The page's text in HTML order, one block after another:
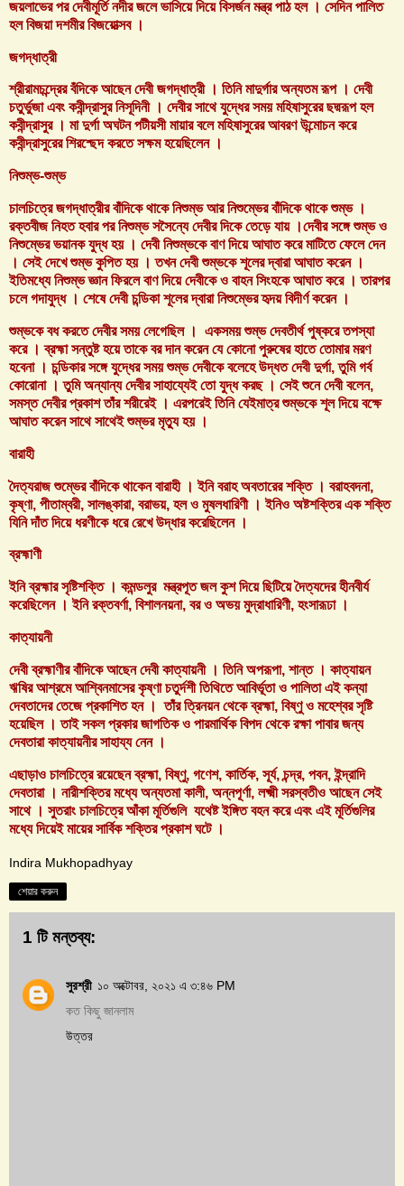
জয়লাভের পর দেবীমূর্তি নদীর জলে ভাসিয়ে দিয়ে বিসর্জন মন্ত্র পাঠ হল । সেদিন পালিত
হল বিজয়া দশমীর বিজয়োত্সব ।
জগদ্ধাত্রী
শ্রীরামচন্দ্রের বঁদিকে আছেন দেবী জগদ্ধাত্রী । তিনি মাদুর্গার অন্যতম রূপ । দেবী
চতুর্ভুজা এবং কবীন্দ্রাসুর নিসূদিনী । দেবীর সাথে যুদ্ধের সময় মহিষাসুরের ছদ্মরূপ হল
কবীন্দ্রাসুর । মা দুর্গা অঘটন পটীয়সী মায়ার বলে মহিষাসুরের আবরণ উন্মোচন করে
কবীন্দ্রাসুরের শিরশ্ছেদ করতে সক্ষম হয়েছিলেন ।
নিশুম্ভ-শুম্ভ
চালচিত্রে জগদ্ধাত্রীর বাঁদিকে থাকে নিশুম্ভ আর নিশুম্ভের বাঁদিকে থাকে শুম্ভ ।
রক্তবীজ নিহত হবার পর নিশুম্ভ সসৈন্যে দেবীর দিকে তেড়ে যায় ।দেবীর সঙ্গে শুম্ভ ও
নিশুম্ভের ভয়ানক যুদ্ধ হয় । দেবী নিশুম্ভকে বাণ দিয়ে আঘাত করে মাটিতে ফেলে দেন
। সেই দেখে শুম্ভ কুপিত হয় । তখন দেবী শুম্ভকে শূলের দ্বারা আঘাত করেন ।
ইতিমধ্যে নিশুম্ভ জ্ঞান ফিরলে বাণ দিয়ে দেবীকে ও বাহন সিংহকে আঘাত করে । তারপর
চলে গদাযুদ্ধ । শেষে দেবী চন্ডিকা শূলের দ্বারা নিশুম্ভের হৃদয় বিদীর্ণ করেন ।
শুম্ভকে বধ করতে দেবীর সময় লেগেছিল । একসময় শুম্ভ দেবতীর্থ পুষ্করে তপস্যা
করে । ব্রহ্মা সন্তুষ্ট হয়ে তাকে বর দান করেন যে কোনো পুরুষের হাতে তোমার মরণ
হবেনা । চন্ডিকার সঙ্গে যুদ্ধের সময় শুম্ভ দেবীকে বলেহে উদ্ধত দেবী দুর্গা, তুমি গর্ব
কোরোনা । তুমি অন্যান্য দেবীর সাহায্যেই তো যুদ্ধ করছ । সেই শুনে দেবী বলেন,
সমস্ত দেবীর প্রকাশ তাঁর শরীরেই । এরপরেই তিনি যেইমাত্র শুম্ভকে শূল দিয়ে বক্ষে
আঘাত করেন সাথে সাথেই শুম্ভর মৃত্যু হয় ।
বারাহী
দৈত্যরাজ শুম্ভের বাঁদিকে থাকেন বারাহী । ইনি বরাহ অবতারের শক্তি । বরাহবদনা,
কৃষ্ণা, পীতাম্বরী, সালঙ্কারা, বরাভয়, হল ও মুষলধারিণী । ইনিও অষ্টশক্তির এক শক্তি
যিনি দাঁত দিয়ে ধরণীকে ধরে রেখে উদ্ধার করেছিলেন ।
ব্রহ্মাণী
ইনি ব্রহ্মার সৃষ্টিশক্তি । কমন্ডলুর মন্ত্রপূত জল কুশ দিয়ে ছিটিয়ে দৈত্যদের হীনবীর্য
করেছিলেন । ইনি রক্তবর্ণা, বিশালনয়না, বর ও অভয় মুদ্রাধারিণী, হংসারূঢা ।
কাত্যায়নী
দেবী ব্রহ্মাণীর বাঁদিকে আছেন দেবী কাত্যায়নী । তিনি অপরূপা, শান্ত । কাত্যায়ন
ঋষির আশ্রমে আশ্বিনমাসের কৃষ্ণা চতুর্দশী তিথিতে আবির্ভূতা ও পালিতা এই কন্যা
দেবতাদের তেজে প্রকাশিত হন । তাঁর ত্রিনয়ন থেকে ব্রহ্মা, বিষ্ণু ও মহেশ্বর সৃষ্টি
হয়েছিল । তাই সকল প্রকার জাগতিক ও পারমার্থিক বিপদ থেকে রক্ষা পাবার জন্য
দেবতারা কাত্যায়নীর সাহায্য নেন ।
এছাড়াও চালচিত্রে রয়েছেন ব্রহ্মা, বিষ্ণু, গণেশ, কার্তিক, সূর্য, চন্দ্র, পবন, ইন্দ্রাদি
দেবতারা । নারীশক্তির মধ্যে অন্যতমা কালী, অন্নপূর্ণা, লক্ষ্মী সরস্বতীও আছেন সেই
সাথে । সুতরাং চালচিত্রে আঁকা মূর্তিগুলি যথেষ্ট ইঙ্গিত বহন করে এবং এই মূর্তিগুলির
মধ্যে দিয়েই মায়ের সার্বিক শক্তির প্রকাশ ঘটে ।
Indira Mukhopadhyay
শেয়ার করুন
1 টি মন্তব্য:
সুরশ্রী ১০ অক্টোবর, ২০২১ এ ৩:৪৬ PM
কত কিছু জানলাম
উত্তর